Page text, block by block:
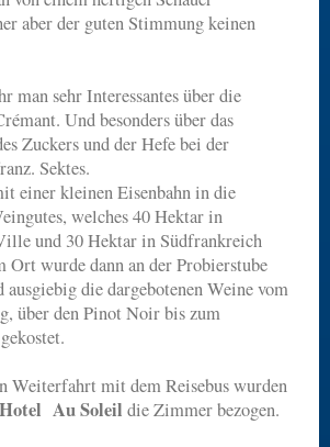
aber der guten Stimmung keinen
man sehr Interessantes über die
Und besonders über das
Zuckers und der Hefe bei der
Sektes.
einer kleinen Eisenbahn in die
welches 40 Hektar in
und 30 Hektar in Südfrankreich
wurde dann an der Probierstube
die dargebotenen Weine vom
über den Pinot Noir bis zum
Weiterfahrt mit dem Reisebus wurden
Hotel Au Soleil die Zimmer bezogen.